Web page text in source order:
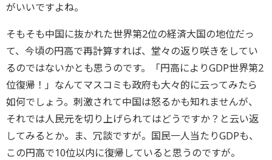
がいいですよね。
そもそも中国に抜かれた世界第2位の経済大国の地位だっ
て、今頃の円高で再計算すれば、堂々の返り咲きをしてい
るのではないかとも思うのです。「円高によりGDP世界第2
位復帰！」なんてマスコミも政府も大々的に云ってみたら
如何でしょう。刺激されて中国は怒るかも知れませんが、
それでは人民元を切り上げられてはどうですか？と云い返
してみるとか。ま、冗談ですが。国民一人当たりGDPも、
この円高で10位以内に復帰していると思うのですが。